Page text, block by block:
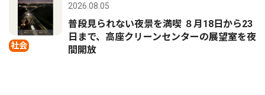
社会
2026.08.05
普段見られない夜景を満喫 ８月18日から23
日まで、高座クリーンセンターの展望室を夜
間開放